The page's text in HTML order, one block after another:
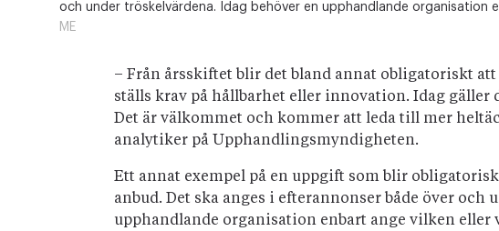
och under tröskelvärdena. Idag behöver en upphandlande organisation
ME
– Från årsskiftet blir det bland annat obligatoriskt
ställs krav på hållbarhet eller innovation. Idag gäller
Det är välkommet och kommer att leda till mer
analytiker på Upphandlingsmyndigheten.
Ett annat exempel på en uppgift som blir
anbud. Det ska anges i efterannonser både över och
upphandlande organisation enbart ange vilken